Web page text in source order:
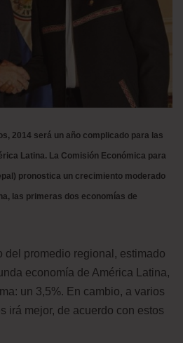
2014 será un año complicado para las
Latina. La Comisión Económica para
pronostica un crecimiento moderado
las primeras dos economías de
del promedio regional, estimado
economía de América Latina,
un 3,5%. En cambio, a varios
irá mejor, de acuerdo con estos